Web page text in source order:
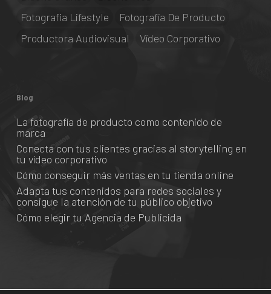
Fotografia Lifestyle
Fotografía De Producto
Productora Audiovisual
Vídeo Corporativo
Blog
La fotografía de producto como contenido de
marca
Conecta con tus clientes gracias al storytelling en
tu vídeo corporativo
Cómo conseguir más ventas en tu tienda online
Adapta tus contenidos para redes sociales y
consigue la atención de tu público objetivo
Cómo elegir tu Agencia de Publicida